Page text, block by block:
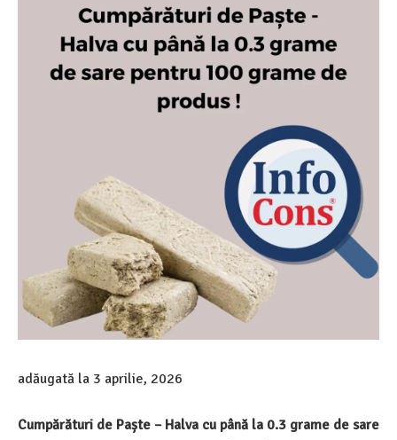
adăugată la 3 aprilie, 2026
Cumpărături de Paște – Halva cu până la 0.3 grame de sare